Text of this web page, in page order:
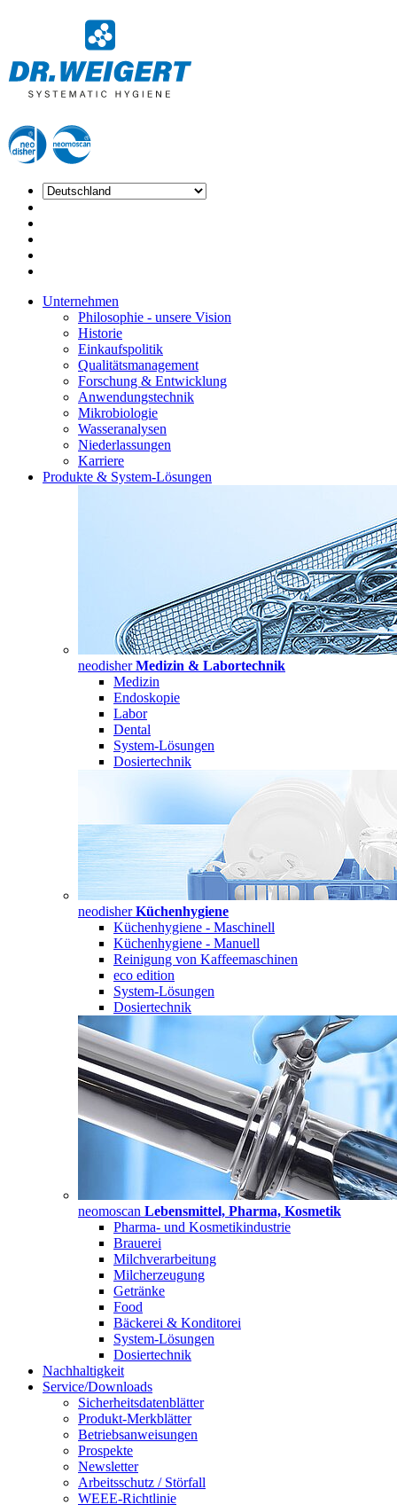
Unternehmen
Philosophie - unsere Vision
Historie
Einkaufspolitik
Qualitätsmanagement
Forschung & Entwicklung
Anwendungstechnik
Mikrobiologie
Wasseranalysen
Niederlassungen
Karriere
Produkte & System-Lösungen
neodisherMedizin & Labortechnik
Medizin
Endoskopie
Labor
Dental
System-Lösungen
Dosiertechnik
neodisherKüchenhygiene
Küchenhygiene - Maschinell
Küchenhygiene - Manuell
Reinigung von Kaffeemaschinen
eco edition
System-Lösungen
Dosiertechnik
neomoscan Lebensmittel, Pharma, Kosmetik
Pharma- und Kosmetikindustrie
Brauerei
Milchverarbeitung
Milcherzeugung
Getränke
Food
Bäckerei & Konditorei
System-Lösungen
Dosiertechnik
Nachhaltigkeit
Service/Downloads
Sicherheitsdatenblätter
Produkt-Merkblätter
Betriebsanweisungen
Prospekte
Newsletter
Arbeitsschutz / Störfall
WEEE-Richtlinie